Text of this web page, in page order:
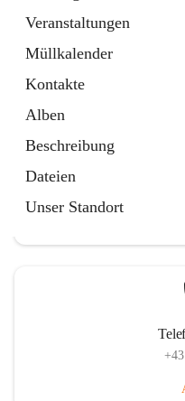
Veranstaltungen
Müllkalender
Kontakte
Alben
Beschreibung
Dateien
Unser Standort
Tab